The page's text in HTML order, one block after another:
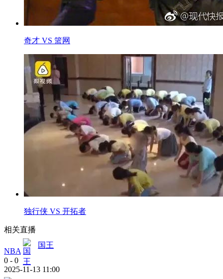
奇才 VS 篮网
独行侠 VS 开拓者
相关直播
NBA
国王
0 - 0
2025-11-13 11:00